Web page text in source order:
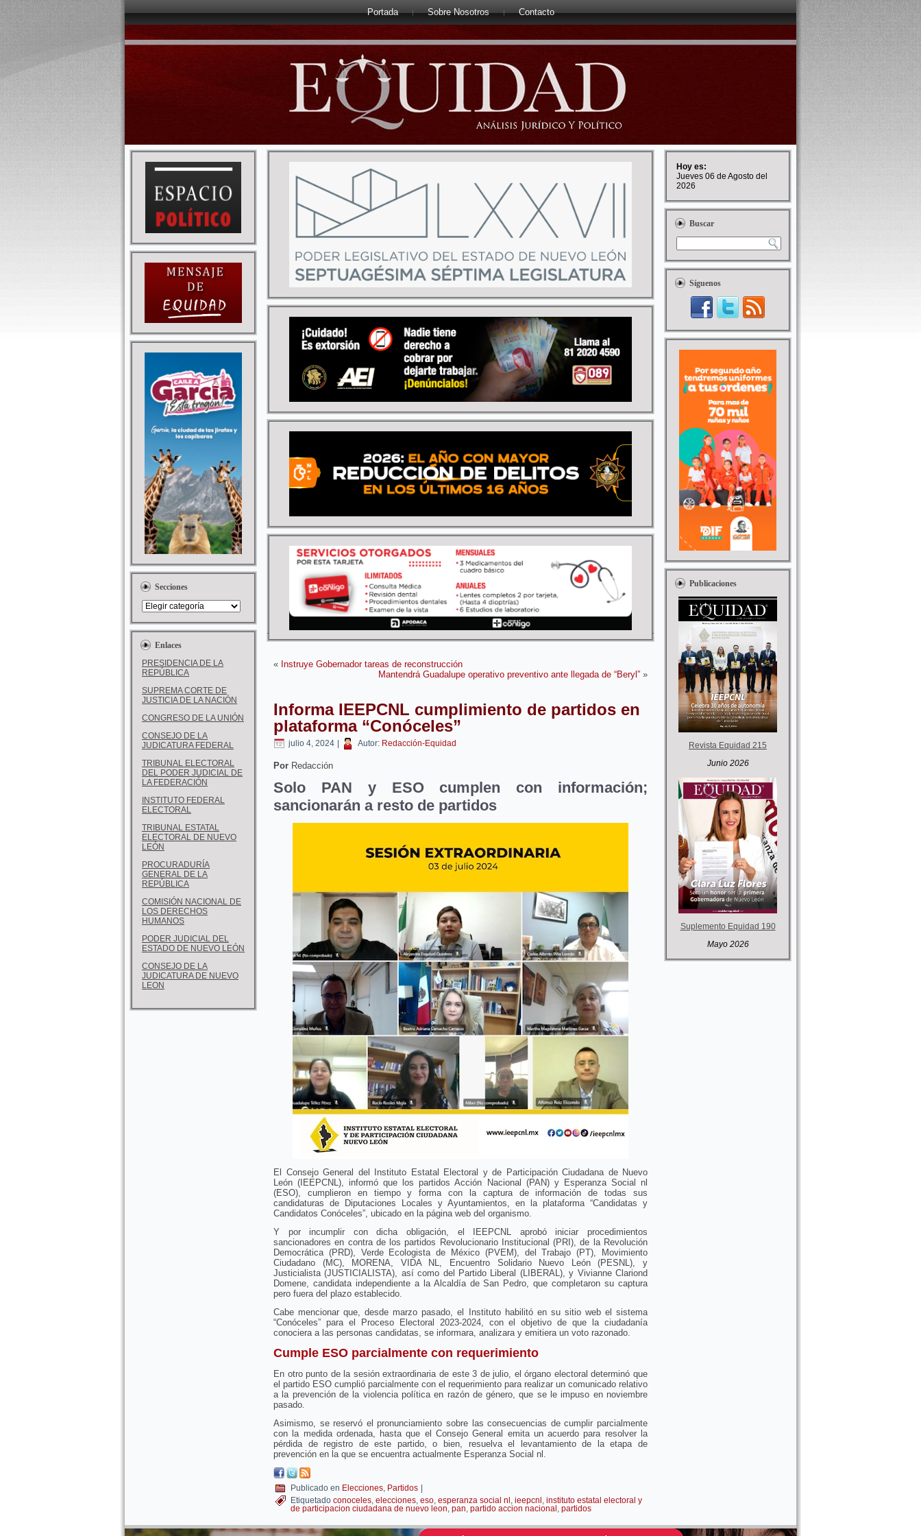
Portada Sobre Nosotros Contacto
Secciones
Enlaces
PRESIDENCIA DE LA
REPÚBLICA
SUPREMA CORTE DE
JUSTICIA DE LA NACIÓN
CONGRESO DE LA UNIÓN
CONSEJO DE LA
JUDICATURA FEDERAL
TRIBUNAL ELECTORAL
DEL PODER JUDICIAL DE
LA FEDERACIÓN
INSTITUTO FEDERAL
ELECTORAL
TRIBUNAL ESTATAL
ELECTORAL DE NUEVO
LEÓN
PROCURADURÍA
GENERAL DE LA
REPÚBLICA
COMISIÓN NACIONAL DE
LOS DERECHOS
HUMANOS
PODER JUDICIAL DEL
ESTADO DE NUEVO LEÓN
CONSEJO DE LA
JUDICATURA DE NUEVO
LEON
« Instruye Gobernador tareas de reconstrucción
Mantendrá Guadalupe operativo preventivo ante llegada de “Beryl” »
Informa IEEPCNL cumplimiento de partidos en
plataforma “Conóceles”
julio 4, 2024 Autor: Redacción-Equidad
Por Redacción
Solo PAN y ESO cumplen con información;
sancionarán a resto de partidos
El Consejo General del Instituto Estatal Electoral y de Participación Ciudadana de Nuevo
León (IEEPCNL), informó que los partidos Acción Nacional (PAN) y Esperanza Social nl
(ESO), cumplieron en tiempo y forma con la captura de información de todas sus
candidaturas de Diputaciones Locales y Ayuntamientos, en la plataforma “Candidatas y
Candidatos Conóceles”, ubicado en la página web del organismo.
Y por incumplir con dicha obligación, el IEEPCNL aprobó iniciar procedimientos
sancionadores en contra de los partidos Revolucionario Institucional (PRI), de la Revolución
Democrática (PRD), Verde Ecologista de México (PVEM), del Trabajo (PT), Movimiento
Ciudadano (MC), MORENA, VIDA NL, Encuentro Solidario Nuevo León (PESNL), y
Justicialista (JUSTICIALISTA), así como del Partido Liberal (LIBERAL), y Vivianne Clariond
Domene, candidata independiente a la Alcaldía de San Pedro, que completaron su captura
pero fuera del plazo establecido.
Cabe mencionar que, desde marzo pasado, el Instituto habilitó en su sitio web el sistema
“Conóceles” para el Proceso Electoral 2023-2024, con el objetivo de que la ciudadanía
conociera a las personas candidatas, se informara, analizara y emitiera un voto razonado.
Cumple ESO parcialmente con requerimiento
En otro punto de la sesión extraordinaria de este 3 de julio, el órgano electoral determinó que
el partido ESO cumplió parcialmente con el requerimiento para realizar un comunicado relativo
a la prevención de la violencia política en razón de género, que se le impuso en noviembre
pasado.
Asimismo, se reservó el pronunciamiento sobre las consecuencias de cumplir parcialmente
con la medida ordenada, hasta que el Consejo General emita un acuerdo para resolver la
pérdida de registro de este partido, o bien, resuelva el levantamiento de la etapa de
prevención en la que se encuentra actualmente Esperanza Social nl.
Publicado en Elecciones, Partidos
Etiquetado conoceles, elecciones, eso, esperanza social nl , ieepcnl , instituto estatal electoral y
de participacion ciudadana de nuevo leon, pan, partido accion nacional , partidos
Hoy es:
Jueves 06 de Agosto del
2026
Buscar
Síguenos
Publicaciones
Revista Equidad 215
Junio 2026
Suplemento Equidad 190
Mayo 2026